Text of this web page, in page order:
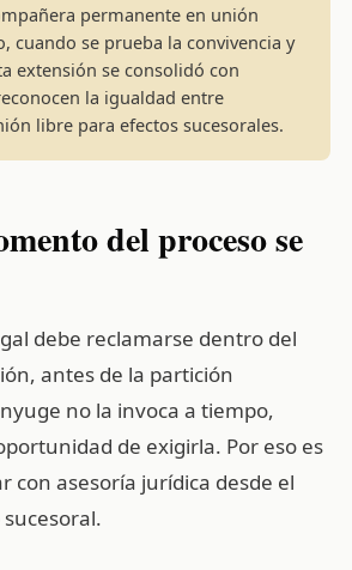
permanente en unión
cuando se prueba la convivencia y
extensión se consolidó con
la igualdad entre
libre para efectos sucesorales.
del proceso se
debe reclamarse dentro del
antes de la partición
no la invoca a tiempo,
de exigirla. Por eso es
con asesoría jurídica desde el